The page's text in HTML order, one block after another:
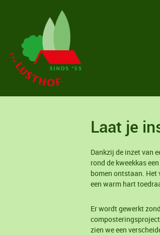
Laat je
Dankzij de inzet van
rond de kweekkas
bomen ontstaan. Het
een warm hart
Er wordt gewerkt
zien we een